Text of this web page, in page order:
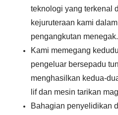
teknologi yang terkenal
kejuruteraan kami
pengangkutan menegak.
Kami memegang
pengeluar bersepadu
menghasilkan kedua-
lif dan mesin tarikan
Bahagian penyelidikan